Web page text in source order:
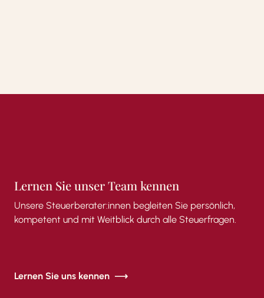
Lernen SieunserTeam kennen
Unsere Steuerberater:innen begleiten Sie persönlich,
kompetent und mit Weitblick durch alle Steuerfragen.
Lernen Sie uns kennen